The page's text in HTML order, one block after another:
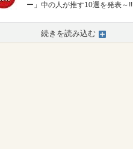
ー」中の人が推す10選を発表～!!
続きを読み込む